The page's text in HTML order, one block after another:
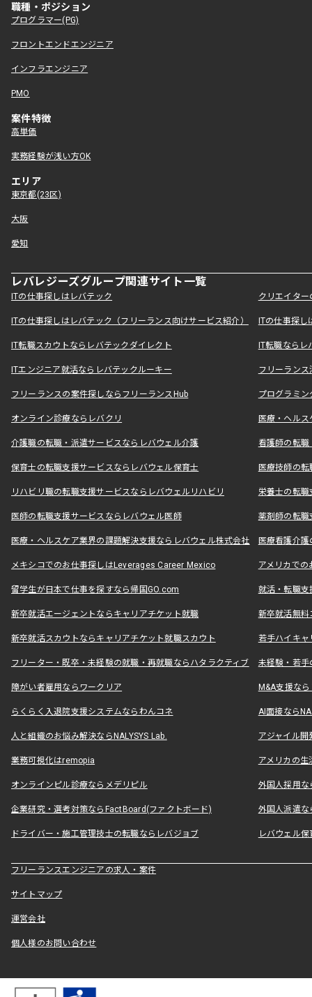
職種・ポジション
プログラマー(PG)
フロントエンドエンジニア
インフラエンジニア
PMO
案件特徴
高単価
実務経験が浅い方OK
エリア
東京都(23区)
大阪
愛知
レバレジーズグループ関連サイト一覧
ITの仕事探しはレバテック クリエイタ
ITの仕事探しはレバテック（フリーランス向けサービス紹介） ITの仕事探
IT転職スカウトならレバテックダイレクト IT転職なら
ITエンジニア就活ならレバテックルーキー フリーラン
フリーランスの案件探しならフリーランスHub プログラミ
オンライン診療ならレバクリ 医療・ヘル
介護職の転職・派遣サービスならレバウェル介護 看護師の転
保育士の転職支援サービスならレバウェル保育士 医療技師の
リハビリ職の転職支援サービスならレバウェルリハビリ 栄養士の転
医師の転職支援サービスならレバウェル医師 薬剤師の転
医療・ヘルスケア業界の課題解決支援ならレバウェル株式会社 医療看護介
メキシコでのお仕事探しはLeverages Career Mexico アメリカで
留学生が日本で仕事を探すなら帰国GO.com 就活・転職
新卒就活エージェントならキャリアチケット就職 新卒就活無料
新卒就活スカウトならキャリアチケット就職スカウト 若手ハイキ
フリーター・既卒・未経験の就職・再就職ならハタラクティブ 未経験・若手
障がい者雇用ならワークリア M&A支援な
らくらく入退院支援システムならわんコネ AI面接なら
人と組織のお悩み解決ならNALYSYS Lab. アジャイル
業務可視化はremopia アメリカの
オンラインピル診療ならメデリピル 外国人採用
企業研究・選考対策ならFactBoard(ファクトボード) 外国人派遣な
ドライバー・施工管理技士の転職ならレバジョブ レバウェル
フリーランスエンジニアの求人・案件
サイトマップ
運営会社
個人様のお問い合わせ